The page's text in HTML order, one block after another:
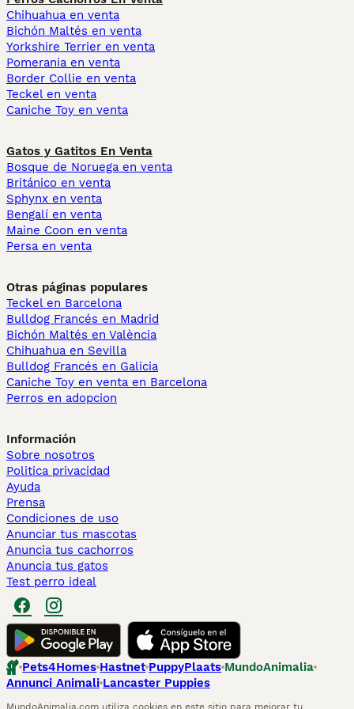
Chihuahua en venta
Bichón Maltés en venta
Yorkshire Terrier en venta
Pomerania en venta
Border Collie en venta
Teckel en venta
Caniche Toy en venta
Gatos y Gatitos En Venta
Bosque de Noruega en venta
Británico en venta
Sphynx en venta
Bengalí en venta
Maine Coon en venta
Persa en venta
Otras páginas populares
Teckel en Barcelona
Bulldog Francés en Madrid
Bichón Maltés en València
Chihuahua en Sevilla
Bulldog Francés en Galicia
Caniche Toy en venta en Barcelona
Perros en adopcion
Información
Sobre nosotros
Politica privacidad
Ayuda
Prensa
Condiciones de uso
Anunciar tus mascotas
Anuncia tus cachorros
Anuncia tus gatos
Test perro ideal
Pets4Homes Hastnet PuppyPlaats MundoAnimalia
Annunci Animali Lancaster Puppies